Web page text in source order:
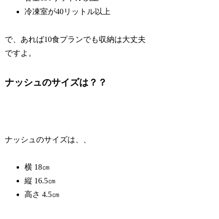
冷凍室が40リットル以上
で、あれば10食プランでも収納は大丈夫
ですよ。
ナッシュのサイズは？？
ナッシュのサイズは、、
横 18㎝
縦 16.5㎝
高さ 4.5㎝